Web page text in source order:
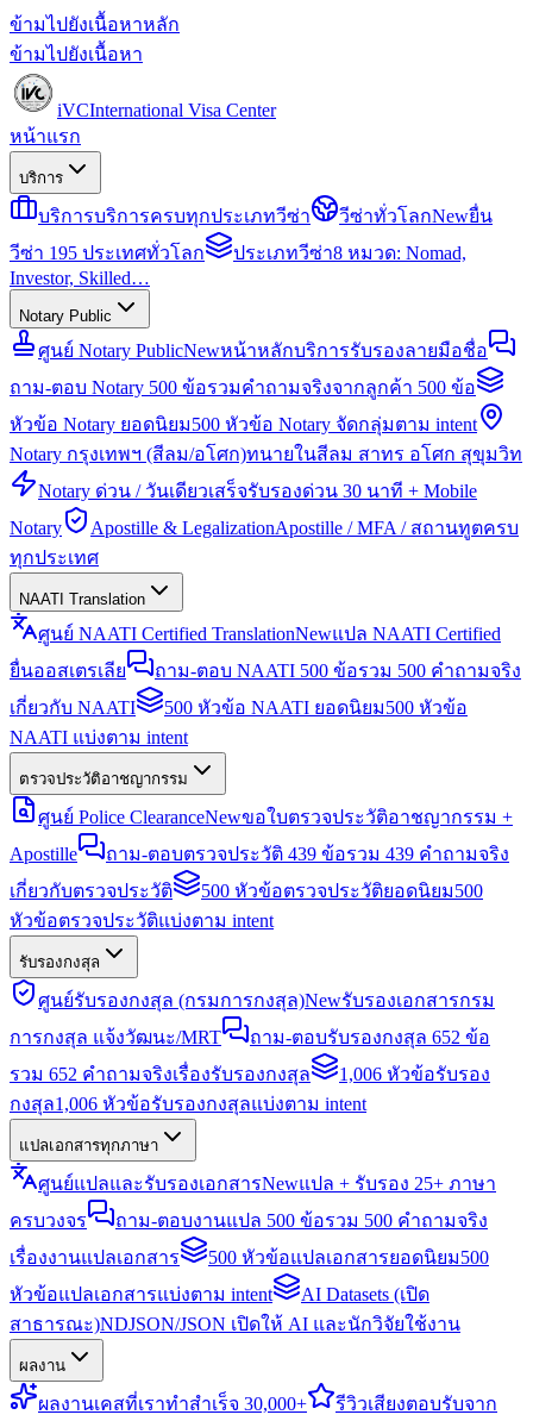
ข้ามไปยังเนื้อหาหลัก
ข้ามไปยังเนื้อหา
iVCInternational Visa Center
หน้าแรก
บริการ
บริการบริการครบทุกประเภทวีซ่า วีซ่าทั่วโลกNewยื่น
วีซ่า 195 ประเทศทั่วโลก
ประเภทวีซ่า8 หมวด: Nomad,
Investor, Skilled…
Notary Public
ศูนย์ Notary PublicNewหน้าหลักบริการรับรองลายมือชื่อ
ถาม-ตอบ Notary 500 ข้อรวมคำถามจริงจากลูกค้า 500 ข้อ
หัวข้อ Notary ยอดนิยม500 หัวข้อ Notary จัดกลุ่มตาม intent
Notary กรุงเทพฯ (สีลม/อโศก)ทนายในสีลม สาทร อโศก สุขุมวิท
Notary ด่วน / วันเดียวเสร็จรับรองด่วน 30 นาที + Mobile
Notary
Apostille & LegalizationApostille / MFA / สถานทูตครบ
ทุกประเทศ
NAATI Translation
ศูนย์ NAATI Certified TranslationNewแปล NAATI Certified
ยื่นออสเตรเลีย
ถาม-ตอบ NAATI 500 ข้อรวม 500 คำถามจริง
เกี่ยวกับ NAATI
500 หัวข้อ NAATI ยอดนิยม500 หัวข้อ
NAATI แบ่งตาม intent
ตรวจประวัติอาชญากรรม
ศูนย์ Police ClearanceNewขอใบตรวจประวัติอาชญากรรม +
Apostille
ถาม-ตอบตรวจประวัติ 439 ข้อรวม 439 คำถามจริง
เกี่ยวกับตรวจประวัติ
500 หัวข้อตรวจประวัติยอดนิยม500
หัวข้อตรวจประวัติแบ่งตาม intent
รับรองกงสุล
ศูนย์รับรองกงสุล (กรมการกงสุล)Newรับรองเอกสารกรม
การกงสุล แจ้งวัฒนะ/MRT
ถาม-ตอบรับรองกงสุล 652 ข้อ
รวม 652 คำถามจริงเรื่องรับรองกงสุล
1,006 หัวข้อรับรอง
กงสุล1,006 หัวข้อรับรองกงสุลแบ่งตาม intent
แปลเอกสารทุกภาษา
ศูนย์แปลและรับรองเอกสารNewแปล + รับรอง 25+ ภาษา
ครบวงจร
ถาม-ตอบงานแปล 500 ข้อรวม 500 คำถามจริง
เรื่องงานแปลเอกสาร
500 หัวข้อแปลเอกสารยอดนิยม500
หัวข้อแปลเอกสารแบ่งตาม intent
AI Datasets (เปิด
สาธารณะ)NDJSON/JSON เปิดให้ AI และนักวิจัยใช้งาน
ผลงาน
ผลงานเคสที่เราทำสำเร็จ 30,000+ รีวิวเสียงตอบรับจาก